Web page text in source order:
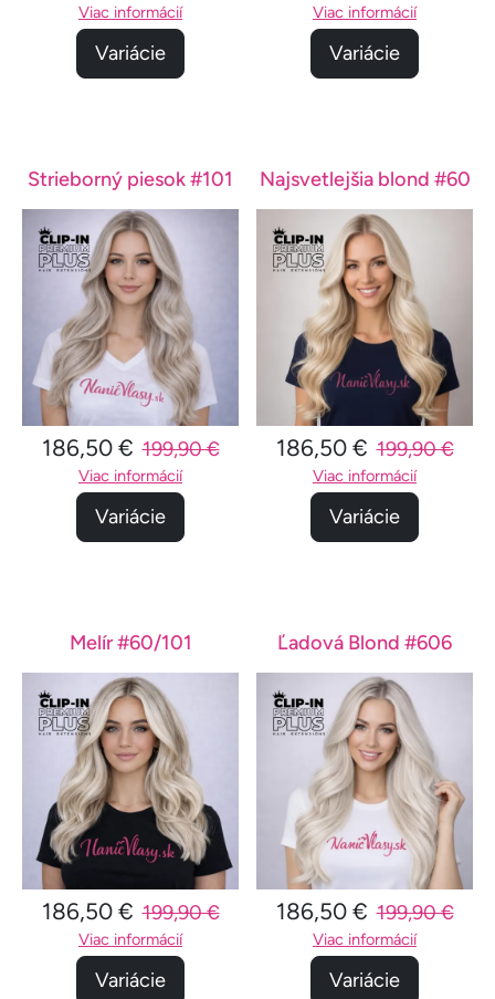
Viac informácií
Variácie
Viac informácií
Variácie
Strieborný piesok #101
186,50 € 199,90 €
Viac informácií
Variácie
Najsvetlejšia blond #60
186,50 € 199,90 €
Viac informácií
Variácie
Melír #60/101
186,50 € 199,90 €
Viac informácií
Variácie
Ľadová Blond #606
186,50 € 199,90 €
Viac informácií
Variácie